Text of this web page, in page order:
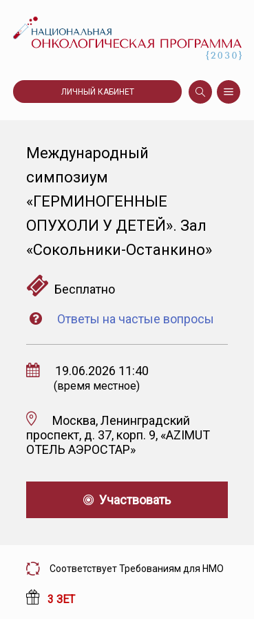
ЛИЧНЫЙ КАБИНЕТ
Международный
симпозиум
«ГЕРМИНОГЕННЫЕ
ОПУХОЛИ У ДЕТЕЙ». Зал
«Сокольники-Останкино»
Бесплатно
Ответы на частые вопросы
19.06.2026 11:40
(время местное)
Москва, Ленинградский
проспект, д. 37, корп. 9, «AZIMUT
ОТЕЛЬ АЭРОСТАР»
Участвовать
Соответствует Требованиям для НМО
3 ЗЕТ